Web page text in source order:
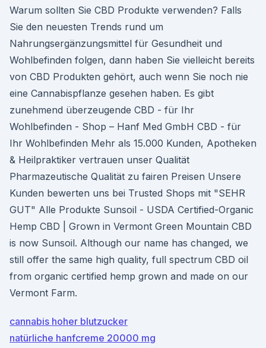
Warum sollten Sie CBD Produkte verwenden? Falls
Sie den neuesten Trends rund um
Nahrungsergänzungsmittel für Gesundheit und
Wohlbefinden folgen, dann haben Sie vielleicht bereits
von CBD Produkten gehört, auch wenn Sie noch nie
eine Cannabispflanze gesehen haben. Es gibt
zunehmend überzeugende CBD - für Ihr
Wohlbefinden - Shop – Hanf Med GmbH CBD - für
Ihr Wohlbefinden Mehr als 15.000 Kunden, Apotheken
& Heilpraktiker vertrauen unser Qualität
Pharmazeutische Qualität zu fairen Preisen Unsere
Kunden bewerten uns bei Trusted Shops mit "SEHR
GUT" Alle Produkte Sunsoil - USDA Certified-Organic
Hemp CBD | Grown in Vermont Green Mountain CBD
is now Sunsoil. Although our name has changed, we
still offer the same high quality, full spectrum CBD oil
from organic certified hemp grown and made on our
Vermont Farm.
cannabis hoher blutzucker
natürliche hanfcreme 20000 mg